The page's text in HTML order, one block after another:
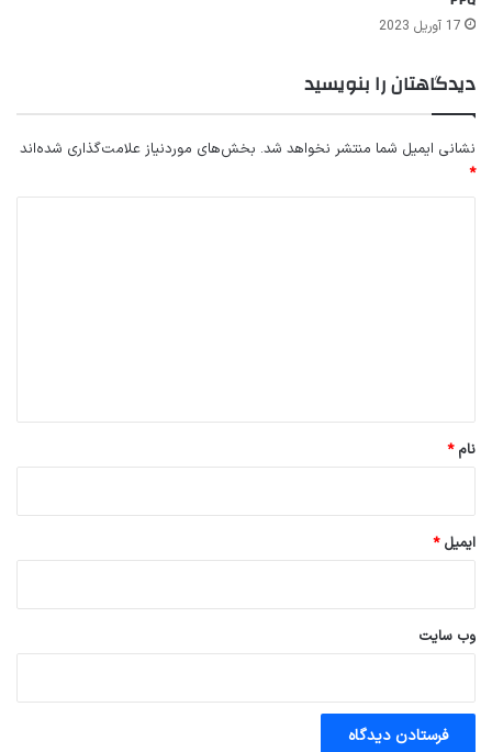
17 آوریل 2023
دیدگاهتان را بنویسید
نشانی ایمیل شما منتشر نخواهد شد. بخش‌های موردنیاز علامت‌گذاری شده‌اند
*
نام*
ایمیل*
وب‌ سایت